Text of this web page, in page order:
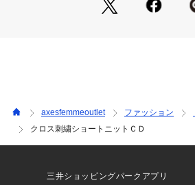
axesfemmeoutlet ファッション
クロス刺繍ショートニットＣＤ
三井ショッピングパークアプリ